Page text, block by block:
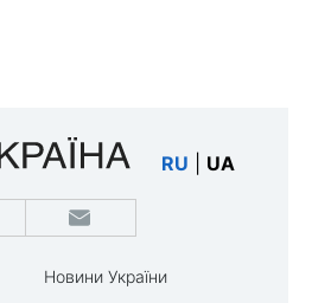
RU UA
Новини України